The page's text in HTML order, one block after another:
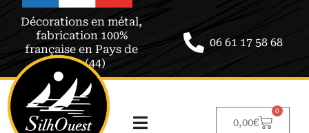
Décorations en métal,
fabrication 100%
française en Pays de
Retz (44)
06 61 17 58 68
0,00€
0